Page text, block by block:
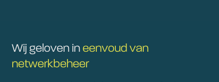
Wij geloven in eenvoud van
netwerkbeheer